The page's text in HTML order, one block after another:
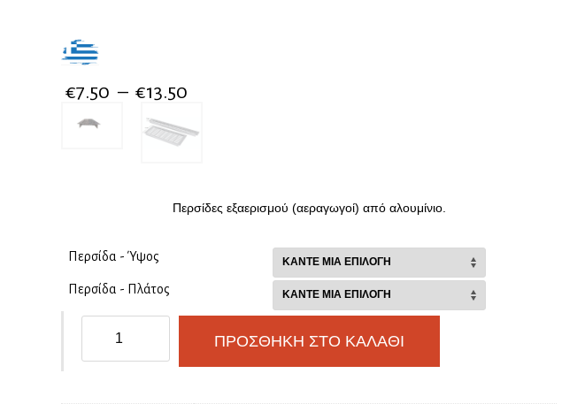
€7.50 – €13.50
Περσίδες εξαερισμού (αεραγωγοί) από αλουμίνιο.
Περσίδα - Ύψος
Περσίδα - Πλάτος
εξαερισμού
αλουμινίου
ΠΡΟΣΘΉΚΗ ΣΤΟ ΚΑΛΆΘΙ